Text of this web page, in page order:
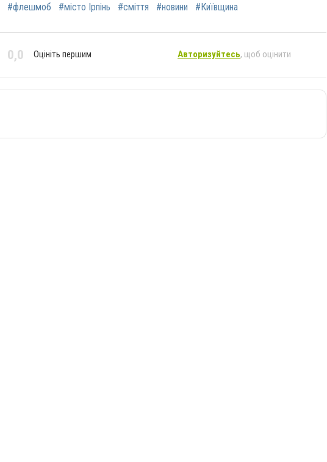
#флешмоб #місто Ірпінь #сміття #новини #Київщина
0,0 Оцініть першим Авторизуйтесь, щоб оцінити